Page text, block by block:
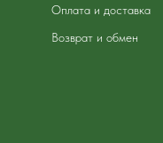
Оплата и доставка
Возврат и обмен